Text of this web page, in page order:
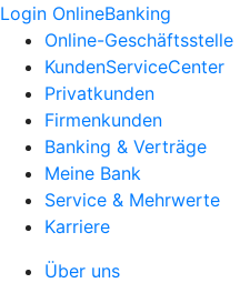
Login OnlineBanking
Online-Geschäftsstelle
KundenServiceCenter
Privatkunden
Firmenkunden
Banking & Verträge
Meine Bank
Service & Mehrwerte
Karriere
Über uns